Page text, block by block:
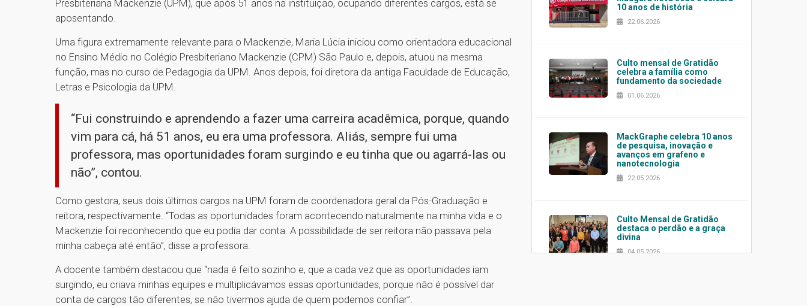
Presbiteriana Mackenzie (UPM), que após 51 anos na instituição, ocupando diferentes cargos, está se
aposentando.
Uma figura extremamente relevante para o Mackenzie, Maria Lúcia iniciou como orientadora educacional
no Ensino Médio no Colégio Presbiteriano Mackenzie (CPM) São Paulo e, depois, atuou na mesma
função, mas no curso de Pedagogia da UPM. Anos depois, foi diretora da antiga Faculdade de Educação,
Letras e Psicologia da UPM.
“Fui construindo e aprendendo a fazer uma carreira acadêmica, porque, quando
vim para cá, há 51 anos, eu era uma professora. Aliás, sempre fui uma
professora, mas oportunidades foram surgindo e eu tinha que ou agarrá-las ou
não”, contou.
Como gestora, seus dois últimos cargos na UPM foram de coordenadora geral da Pós-Graduação e
reitora, respectivamente. “Todas as oportunidades foram acontecendo naturalmente na minha vida e o
Mackenzie foi reconhecendo que eu podia dar conta. A possibilidade de ser reitora não passava pela
minha cabeça até então”, disse a professora.
A docente também destacou que “nada é feito sozinho e, que a cada vez que as oportunidades iam
surgindo, eu criava minhas equipes e multiplicávamos essas oportunidades, porque não é possível dar
conta de cargos tão diferentes, se não tivermos ajuda de quem podemos confiar”.
10 anos de história
22.06.2026
Culto mensal de Gratidão
celebra a família como
fundamento da sociedade
01.06.2026
MackGraphe celebra 10 anos
de pesquisa, inovação e
avanços em grafeno e
nanotecnologia
22.05.2026
Culto Mensal de Gratidão
destaca o perdão e a graça
divina
04.05.2026